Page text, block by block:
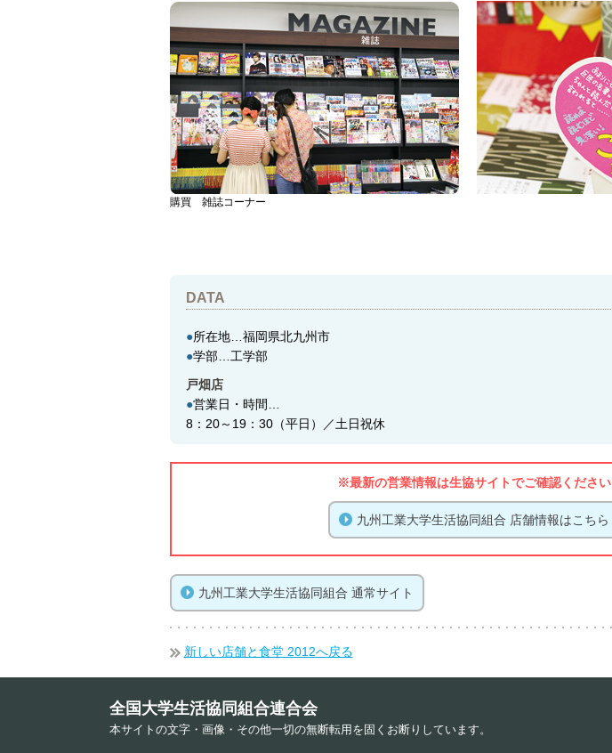
購買 雑誌コーナー
DATA
●所在地…福岡県北九州市
●学部…工学部
戸畑店
●営業日・時間…
8：20～19：30（平日）／土日祝休
※最新の営業情報は生協サイトでご確認ください
九州工業大学生活協同組合 店舗情報はこちら
九州工業大学生活協同組合 通常サイト
新しい店舗と食堂 2012へ戻る
全国大学生活協同組合連合会
本サイトの文字・画像・その他一切の無断転用を固くお断りしています。